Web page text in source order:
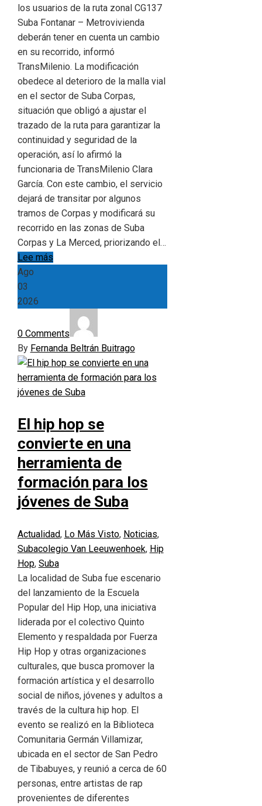
los usuarios de la ruta zonal CG137
Suba Fontanar – Metrovivienda
deberán tener en cuenta un cambio
en su recorrido, informó
TransMilenio. La modificación
obedece al deterioro de la malla vial
en el sector de Suba Corpas,
situación que obligó a ajustar el
trazado de la ruta para garantizar la
continuidad y seguridad de la
operación, así lo afirmó la
funcionaria de TransMilenio Clara
García. Con este cambio, el servicio
dejará de transitar por algunos
tramos de Corpas y modificará su
recorrido en las zonas de Suba
Corpas y La Merced, priorizando el…
Lee más
Ago
03
2026
0 Comments
By Fernanda Beltrán Buitrago
El hip hop se
convierte en una
herramienta de
formación para los
jóvenes de Suba
Actualidad, Lo Más Visto, Noticias,
Subacolegio Van Leeuwenhoek, Hip
Hop, Suba
La localidad de Suba fue escenario
del lanzamiento de la Escuela
Popular del Hip Hop, una iniciativa
liderada por el colectivo Quinto
Elemento y respaldada por Fuerza
Hip Hop y otras organizaciones
culturales, que busca promover la
formación artística y el desarrollo
social de niños, jóvenes y adultos a
través de la cultura hip hop. El
evento se realizó en la Biblioteca
Comunitaria Germán Villamizar,
ubicada en el sector de San Pedro
de Tibabuyes, y reunió a cerca de 60
personas, entre artistas de rap
provenientes de diferentes